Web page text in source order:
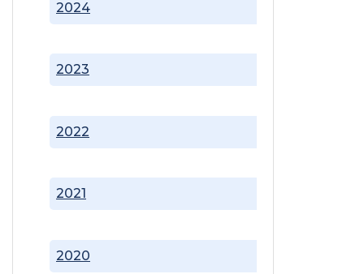
2020
2021
2022
2023
2024